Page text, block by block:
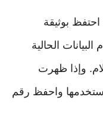
بوثيقة
الحالية
وإذا ظهرت
واحفظ رقم